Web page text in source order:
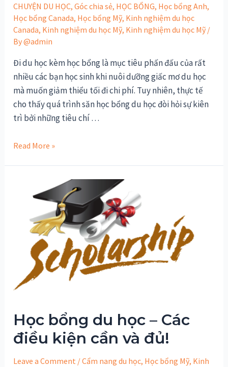
CHUYỆN DU HỌC,Góc chia sẻ, HỌC BỔNG, Học bổng Anh,
Học bổng Canada, Học bổng Mỹ, Kinh nghiệm du học
Canada, Kinh nghiệm du học Mỹ, Kinh nghiệm du học Mỹ /
By@admin
Đi du học kèm học bổng là mục tiêu phấn đấu của rất
nhiều các bạn học sinh khi nuôi dưỡng giấc mơ du học
mà muốn giảm thiểu tối đi chi phí. Tuy nhiên, thực tế
cho thấy quá trình săn học bổng du học đòi hỏi sự kiên
trì bởi những tiêu chí …
Kinh
công
Read More »
Học bổng du học – Các
điều kiện cần và đủ!
Leave a Comment /Cẩm nang du học, Học bổng Mỹ, Kinh